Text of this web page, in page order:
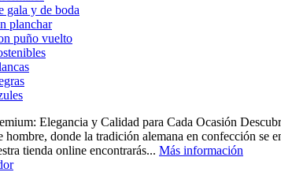
gala y de boda
planchar
puño vuelto
Elegancia y Calidad para Cada Ocasión
hombre, donde la tradición alemana en confección se
tienda online encontrarás... Más información